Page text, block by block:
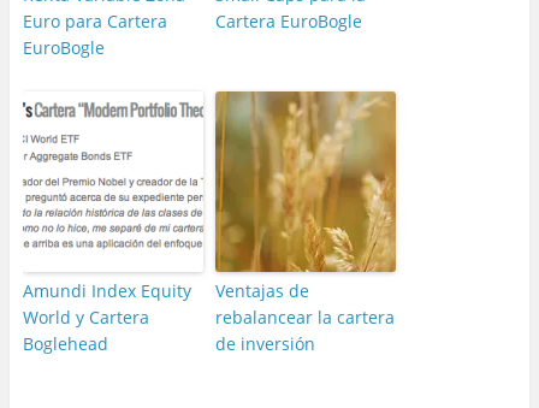
Euro para Cartera
EuroBogle
Cartera EuroBogle
Amundi Index Equity
World y Cartera
Boglehead
Ventajas de
rebalancear la cartera
de inversión